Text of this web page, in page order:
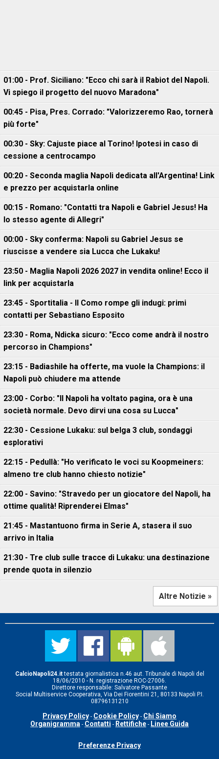
01:00 - Prof. Siciliano: "Ecco chi sarà il Rabiot del Napoli.
Vi spiego il progetto del nuovo Maradona"
00:45 - Pisa, Pres. Corrado: "Valorizzeremo Rao, tornerà
più forte"
00:30 - Sky: Cajuste piace al Torino! Ipotesi in caso di
cessione a centrocampo
00:20 - Seconda maglia Napoli dedicata all'Argentina! Link
e prezzo per acquistarla online
00:15 - Romano: "Contatti tra Napoli e Gabriel Jesus! Ha
lo stesso agente di Allegri"
00:00 - Sky conferma: Napoli su Gabriel Jesus se
riuscisse a vendere sia Lucca che Lukaku!
23:50 - Maglia Napoli 2026 2027 in vendita online! Ecco il
link per acquistarla
23:45 - Sportitalia - Il Como rompe gli indugi: primi
contatti per Sebastiano Esposito
23:30 - Roma, Ndicka sicuro: "Ecco come andrà il nostro
percorso in Champions"
23:15 - Badiashile ha offerte, ma vuole la Champions: il
Napoli può chiudere ma attende
23:00 - Corbo: "Il Napoli ha voltato pagina, ora è una
società normale. Devo dirvi una cosa su Lucca"
22:30 - Cessione Lukaku: sul belga 3 club, sondaggi
esplorativi
22:15 - Pedullà: "Ho verificato le voci su Koopmeiners:
almeno tre club hanno chiesto notizie"
22:00 - Savino: "Stravedo per un giocatore del Napoli, ha
ottime qualità! Riprenderei Elmas"
21:45 - Mastantuono firma in Serie A, stasera il suo
arrivo in Italia
21:30 - Tre club sulle tracce di Lukaku: una destinazione
prende quota in silenzio
Altre Notizie »
CalcioNapoli24.ittestata giornalistica n.46 aut. Tribunale di Napoli del
18/06/2010 - N. registrazione ROC-27006.
Direttore responsabile: Salvatore Passante
Social Multiservice Cooperativa, Via Dei Fiorentini 21, 80133 Napoli P.I.
08796131210
Privacy Policy - Cookie Policy - Chi Siamo
Organigramma - Contatti - Rettifiche - Linee Guida
Preferenze Privacy